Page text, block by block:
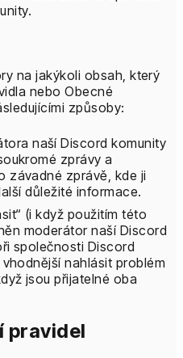
na jakýkoli obsah, který
nebo Obecné
způsoby:
naší Discord komunity
zprávy a
závadné zprávě, kde ji
důležité informace.
(i když použitím této
moderátor naší Discord
společnosti Discord
nahlásit problém
jsou přijatelné oba
pravidel